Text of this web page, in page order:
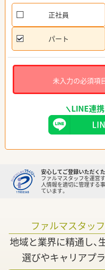
正社員
パート
未入力の必須項
LINE連
安心してご登録いただく
ファルマスタッフを運営
人情報を適切に管理する
ています。
ファルマスタッ
地域と業界に精通し、
選びやキャリアプ